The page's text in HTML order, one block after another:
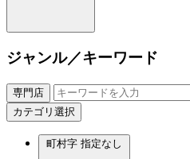
ジャンル／キーワード
専門店
カテゴリ選択
町村字 指定なし